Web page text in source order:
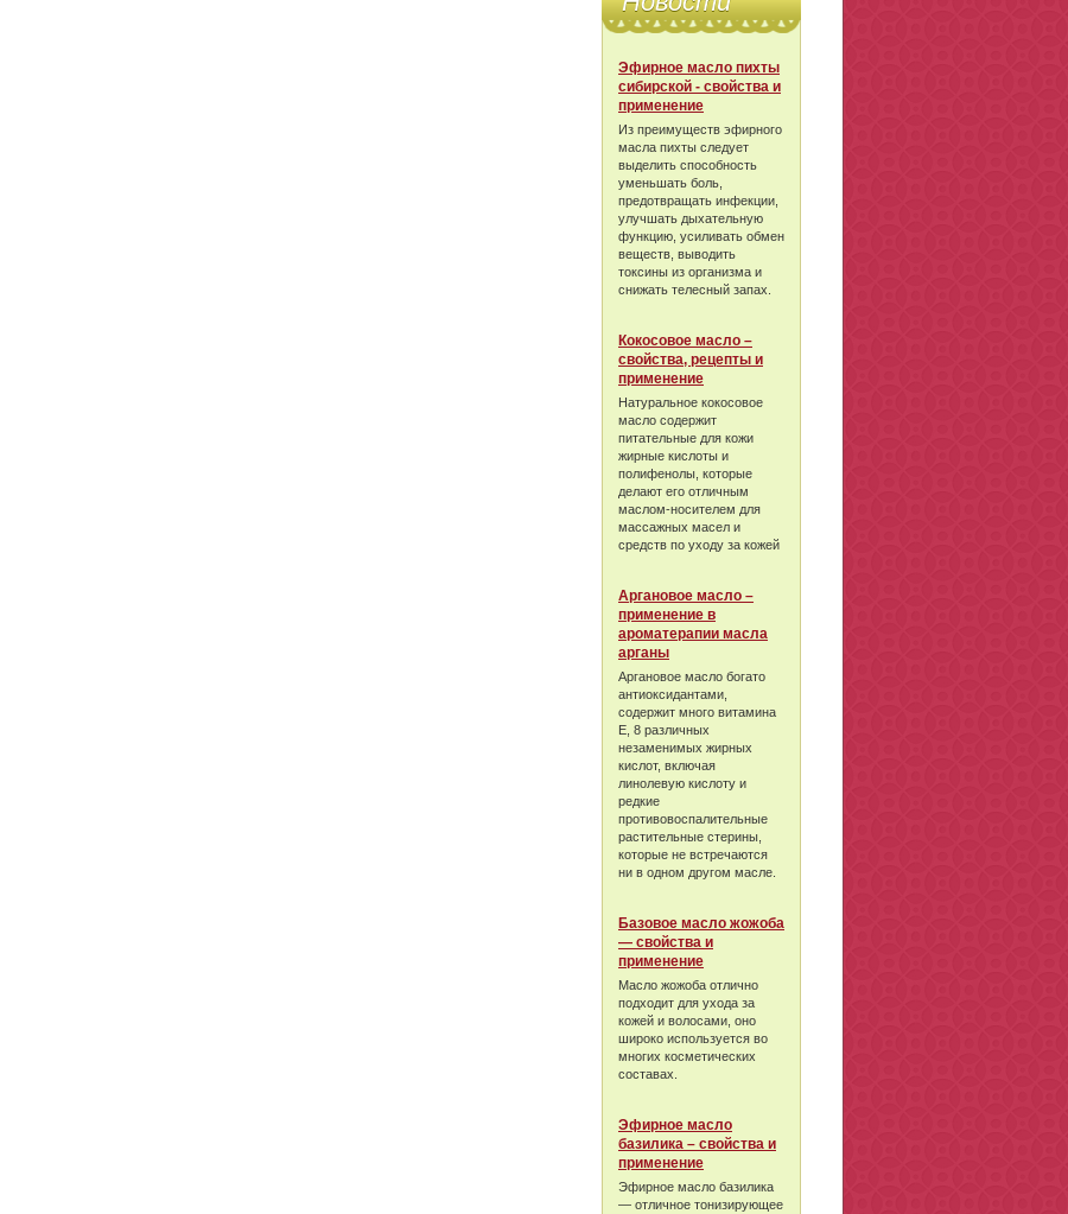
Эфирное масло пихты
сибирской - свойства и
применение
Из преимуществ эфирного
масла пихты следует
выделить способность
уменьшать боль,
предотвращать инфекции,
улучшать дыхательную
функцию, усиливать обмен
веществ, выводить
токсины из организма и
снижать телесный запах.
Кокосовое масло –
свойства, рецепты и
применение
Натуральное кокосовое
масло содержит
питательные для кожи
жирные кислоты и
полифенолы, которые
делают его отличным
маслом-носителем для
массажных масел и
средств по уходу за кожей
Аргановое масло –
применение в
ароматерапии масла
арганы
Аргановое масло богато
антиоксидантами,
содержит много витамина
Е, 8 различных
незаменимых жирных
кислот, включая
линолевую кислоту и
редкие
противовоспалительные
растительные стерины,
которые не встречаются
ни в одном другом масле.
Базовое масло жожоба
— свойства и
применение
Масло жожоба отлично
подходит для ухода за
кожей и волосами, оно
широко используется во
многих косметических
составах.
Эфирное масло
базилика – свойства и
применение
Эфирное масло базилика
— отличное тонизирующее